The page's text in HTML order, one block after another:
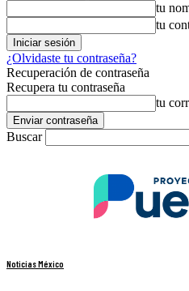
tu
tu
¿Olvidaste tu contraseña?
Recuperación de contraseña
Recupera tu contraseña
tu
Buscar
Noticias México